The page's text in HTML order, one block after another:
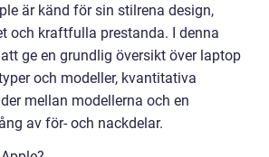
är känd för sin stilrena design,
och kraftfulla prestanda. I denna
ge en grundlig översikt över laptop
och modeller, kvantitativa
mellan modellerna och en
av för- och nackdelar.